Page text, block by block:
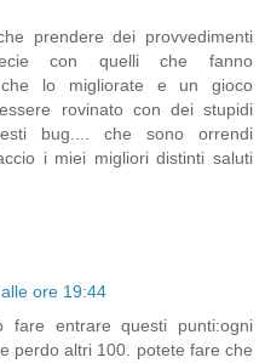
prendere dei provvedimenti
con quelli che fanno
lo migliorate e un gioco
rovinato con dei stupidi
bug.... che sono orrendi
i miei migliori distinti saluti
ore 19:44
fare entrare questi punti:ogni
perdo altri 100. potete fare che